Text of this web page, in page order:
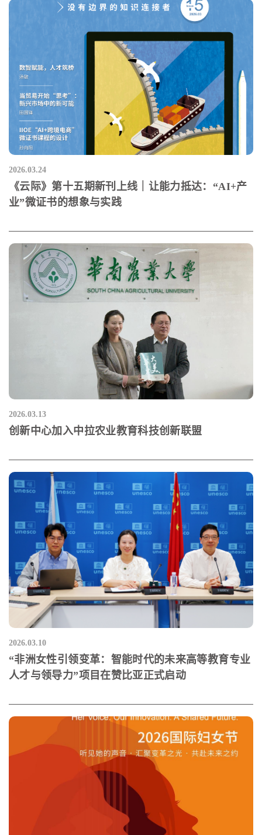
2026.03.24
《云际》第十五期新刊上线｜让能力抵达：“AI+产
业”微证书的想象与实践
2026.03.13
创新中心加入中拉农业教育科技创新联盟
2026.03.10
“非洲女性引领变革：智能时代的未来高等教育专业
人才与领导力”项目在赞比亚正式启动